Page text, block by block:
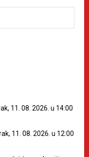
11. 08. 2026. u 14:00
11. 08. 2026. u 12:00